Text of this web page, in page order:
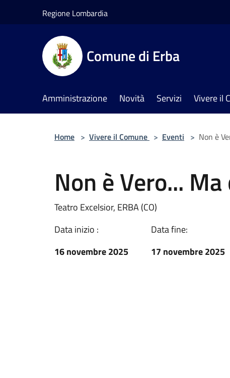
Regione Lombardia
Comune di Erba
Amministrazione Novità Servizi Vivere il
Home > Vivere il Comune > Eventi > Non è
Non è Vero...
Teatro Excelsior, ERBA (CO)
Data inizio :
16 novembre 2025
Data fine:
17 novembre 2025